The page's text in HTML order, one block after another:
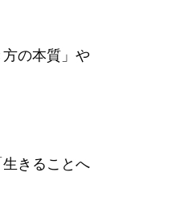
の本質」や
⽣きることへ